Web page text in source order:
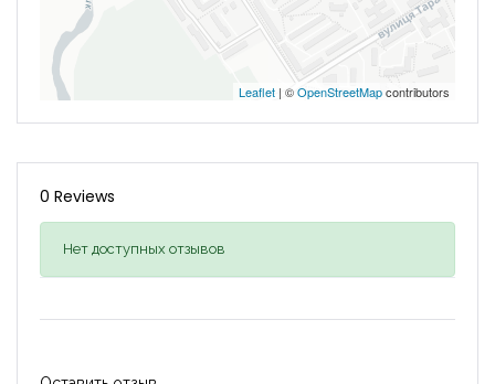
Leaflet | ©OpenStreetMapcontributors
0 Reviews
Нет доступных отзывов